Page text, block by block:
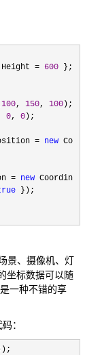
= 600 };
100, 150, 100);
0, 0);
= new Co
= new Coordin
});
景、摄像机、灯
坐标数据可以随
一种不错的享
：